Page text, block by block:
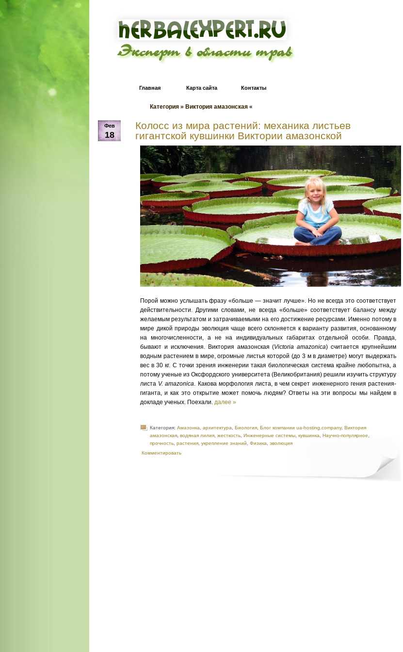
Эксперт в области трав
Главная Карта сайта Контакты
Категория » Виктория амазонская «
Фев
18
Колосс из мира растений: механика листьев
гигантской кувшинки Виктории амазонской
Порой можно услышать фразу «больше — значит лучше». Но не всегда это соответствует
действительности. Другими словами, не всегда «больше» соответствует балансу между
желаемым результатом и затрачиваемыми на его достижение ресурсами. Именно потому в
мире дикой природы эволюция чаще всего склоняется к варианту развития, основанному
на многочисленности, а не на индивидуальных габаритах отдельной особи. Правда,
бывают и исключения. Виктория амазонская (Victoria amazonica) считается крупнейшим
водным растением в мире, огромные листья которой (до 3 м в диаметре) могут выдержать
вес в 30 кг. С точки зрения инженерии такая биологическая система крайне любопытна, а
потому ученые из Оксфордского университета (Великобритания) решили изучить структуру
листа V. amazonica. Какова морфология листа, в чем секрет инженерного гения растения-
гиганта, и как это открытие может помочь людям? Ответы на эти вопросы мы найдем в
докладе ученых. Поехали. далее »
Категория: Амазонка архитектура Биология Блог компании ua-hosting.company, Виктория
амазонская водяная лилия жесткость Инженерные системы кувшинка Научно-популярное
прочность растения укрепление знаний Физика
эволюция
Комментировать